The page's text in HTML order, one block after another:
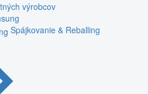
výrobcov
Spájkovanie & Reballing